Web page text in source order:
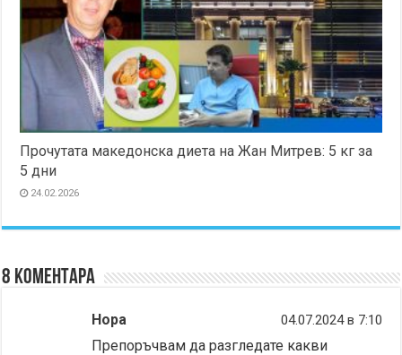
Прочутата македонска диета на Жан Митрев: 5 кг за
5 дни
24.02.2026
8 коментара
Нора 04.07.2024 в 7:10
Препоръчвам да разгледате какви